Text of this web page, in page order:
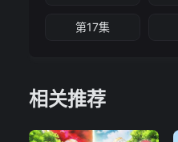
第17集
相关推荐